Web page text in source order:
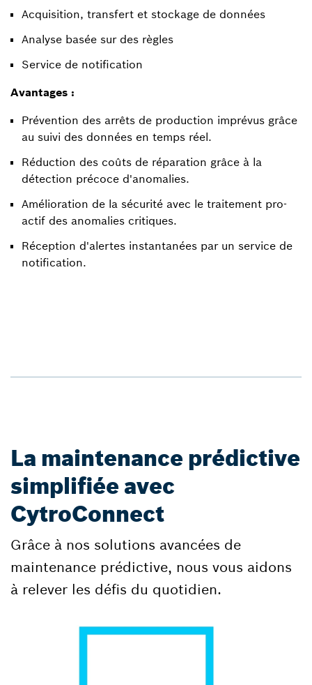
Acquisition, transfert et stockage de données
Analyse basée sur des règles
Service de notification
Avantages :
Prévention des arrêts de production imprévus grâce
au suivi des données en temps réel.
Réduction des coûts de réparation grâce à la
détection précoce d'anomalies.
Amélioration de la sécurité avec le traitement pro-
actif des anomalies critiques.
Réception d'alertes instantanées par un service de
notification.
La maintenance prédictive
simplifiée avec
CytroConnect
Grâce à nos solutions avancées de
maintenance prédictive, nous vous aidons
à relever les défis du quotidien.